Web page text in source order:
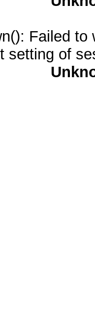
Failed
setting of